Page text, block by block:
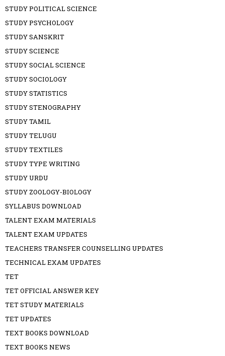
STUDY POLITICAL SCIENCE
STUDY PSYCHOLOGY
STUDY SANSKRIT
STUDY SCIENCE
STUDY SOCIAL SCIENCE
STUDY SOCIOLOGY
STUDY STATISTICS
STUDY STENOGRAPHY
STUDY TAMIL
STUDY TELUGU
STUDY TEXTILES
STUDY TYPE WRITING
STUDY URDU
STUDY ZOOLOGY-BIOLOGY
SYLLABUS DOWNLOAD
TALENT EXAM MATERIALS
TALENT EXAM UPDATES
TEACHERS TRANSFER COUNSELLING UPDATES
TECHNICAL EXAM UPDATES
TET
TET OFFICIAL ANSWER KEY
TET STUDY MATERIALS
TET UPDATES
TEXT BOOKS DOWNLOAD
TEXT BOOKS NEWS